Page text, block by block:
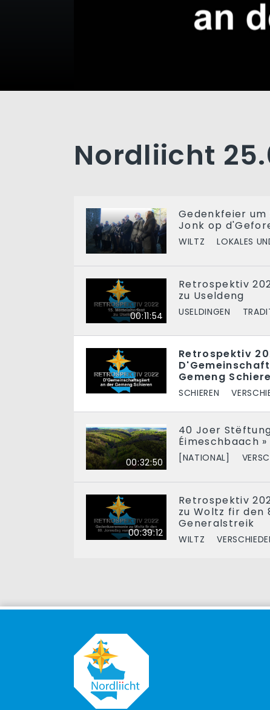
Nordliicht
Gedenkfeier um
Jonk op
WILTZ LOKALES
00:11:54
Retrospektiv
zu Useldeng
USELDINGEN
Retrospektiv
Gemeng
SCHIEREN
00:32:50
40 Joer
Éimeschbaach »
[NATIONAL]
00:39:12
Retrospektiv
zu Woltz fir den
Generalstreik
WILTZ